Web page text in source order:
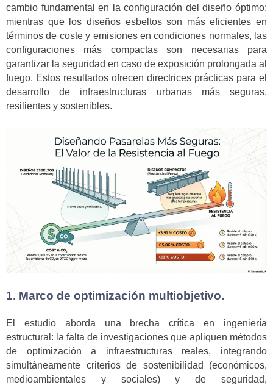
cambio fundamental en la configuración del diseño óptimo:
mientras que los diseños esbeltos son más eficientes en
términos de coste y emisiones en condiciones normales, las
configuraciones más compactas son necesarias para
garantizar la seguridad en caso de exposición prolongada al
fuego. Estos resultados ofrecen directrices prácticas para el
desarrollo de infraestructuras urbanas más seguras,
resilientes y sostenibles.
1. Marco de optimización multiobjetivo.
El estudio aborda una brecha crítica en ingeniería
estructural: la falta de investigaciones que apliquen métodos
de optimización a infraestructuras reales, integrando
simultáneamente criterios de sostenibilidad (económicos,
medioambientales y sociales) y de seguridad,